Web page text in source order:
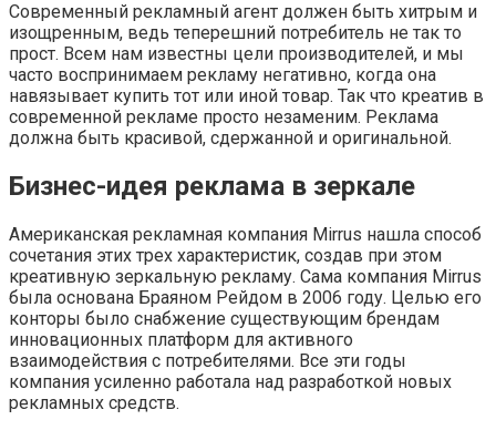
Современный рекламный агент должен быть хитрым и
изощренным, ведь теперешний потребитель не так то
прост. Всем нам известны цели производителей, и мы
часто воспринимаем рекламу негативно, когда она
навязывает купить тот или иной товар. Так что креатив в
современной рекламе просто незаменим. Реклама
должна быть красивой, сдержанной и оригинальной.
Бизнес-идея реклама в зеркале
Американская рекламная компания Mirrus нашла способ
сочетания этих трех характеристик, создав при этом
креативную зеркальную рекламу. Сама компания Mirrus
была основана Браяном Рейдом в 2006 году. Целью его
конторы было снабжение существующим брендам
инновационных платформ для активного
взаимодействия с потребителями. Все эти годы
компания усиленно работала над разработкой новых
рекламных средств.